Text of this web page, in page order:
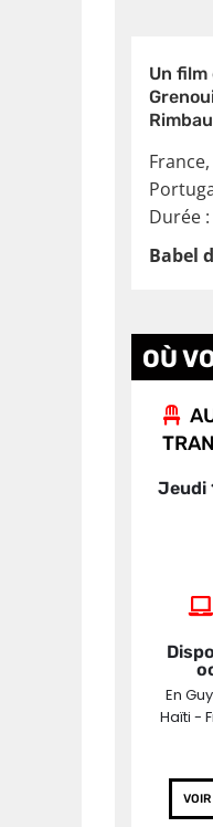
Un film
Durée
Babel
OÙ
Jeudi
En
Haïti -